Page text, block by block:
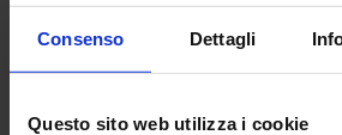
Consenso Dettagli
Questo sito web utilizza i cookie